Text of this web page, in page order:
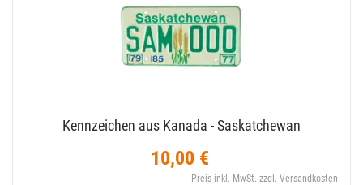
Kennzeichen aus Kanada - Saskatchewan
10,00 €
Preis inkl. MwSt. zzgl. Versandkosten